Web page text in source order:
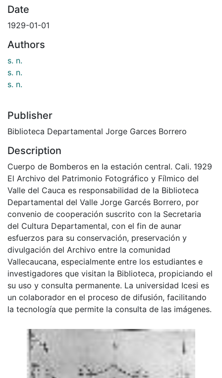
Date
1929-01-01
Authors
s. n.
s. n.
s. n.
Publisher
Biblioteca Departamental Jorge Garces Borrero
Description
Cuerpo de Bomberos en la estación central. Cali. 1929
El Archivo del Patrimonio Fotográfico y Fílmico del
Valle del Cauca es responsabilidad de la Biblioteca
Departamental del Valle Jorge Garcés Borrero, por
convenio de cooperación suscrito con la Secretaria
del Cultura Departamental, con el fin de aunar
esfuerzos para su conservación, preservación y
divulgación del Archivo entre la comunidad
Vallecaucana, especialmente entre los estudiantes e
investigadores que visitan la Biblioteca, propiciando el
su uso y consulta permanente. La universidad Icesi es
un colaborador en el proceso de difusión, facilitando
la tecnología que permite la consulta de las imágenes.